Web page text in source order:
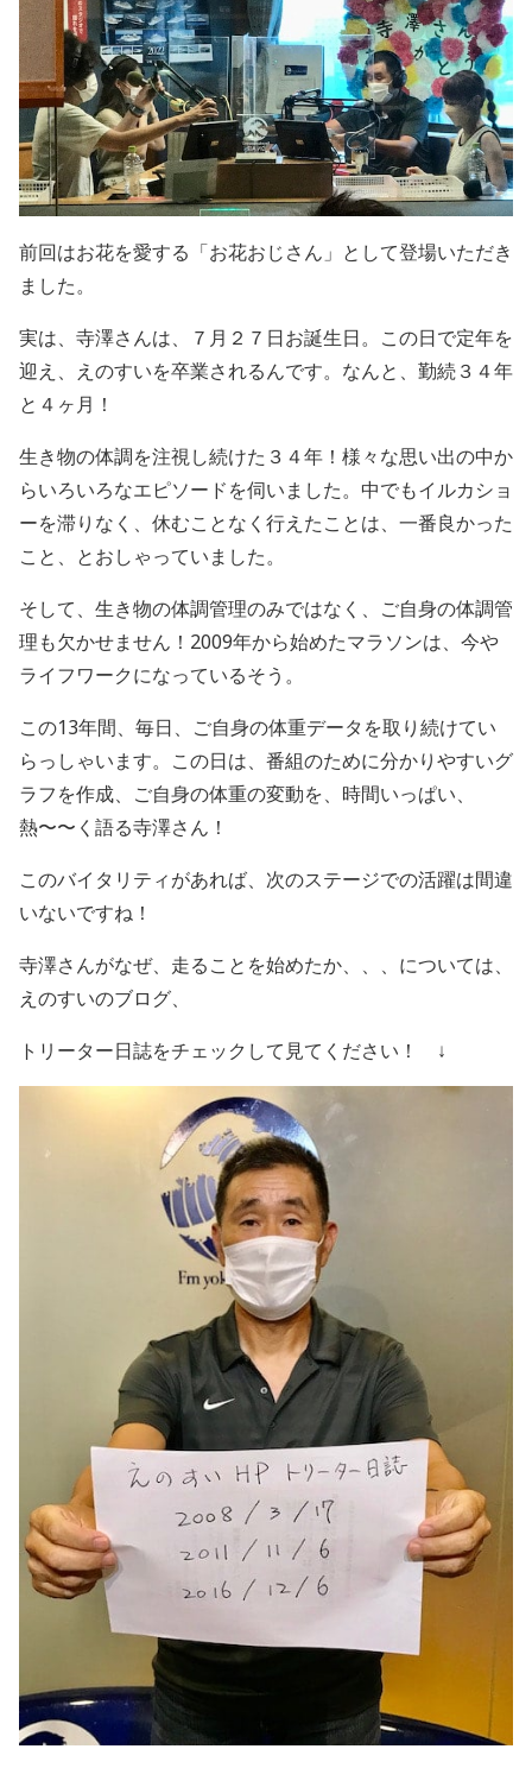
前回はお花を愛する「お花おじさん」として登場いただき
ました。
実は、寺澤さんは、７月２７日お誕生日。この日で定年を
迎え、えのすいを卒業されるんです。なんと、勤続３４年
と４ヶ月！
生き物の体調を注視し続けた３４年！様々な思い出の中か
らいろいろなエピソードを伺いました。中でもイルカショ
ーを滞りなく、休むことなく行えたことは、一番良かった
こと、とおしゃっていました。
そして、生き物の体調管理のみではなく、ご自身の体調管
理も欠かせません！ 2009年から始めたマラソンは、今や
ライフワークになっているそう。
この13年間、毎日、ご自身の体重データを取り続けてい
らっしゃいます。この日は、番組のために分かりやすいグ
ラフを作成、ご自身の体重の変動を、時間いっぱい、
熱〜〜く語る寺澤さん！
このバイタリティがあれば、次のステージでの活躍は間違
いないですね！
寺澤さんがなぜ、走ることを始めたか、、、については、
えのすいのブログ、
トリーター日誌をチェックして見てください！ ↓